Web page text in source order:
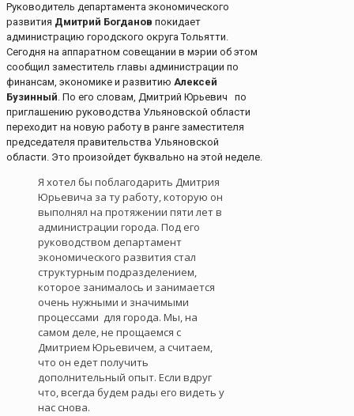
Руководитель департамента экономического
развития Дмитрий Богданов покидает
администрацию городского округа Тольятти.
Сегодня на аппаратном совещании в мэрии об этом
сообщил заместитель главы администрации по
финансам, экономике и развитию Алексей
Бузинный. По его словам, Дмитрий Юрьевич по
приглашению руководства Ульяновской области
переходит на новую работу в ранге заместителя
председателя правительства Ульяновской
области. Это произойдет буквально на этой неделе.
Я хотел бы поблагодарить Дмитрия
Юрьевича за ту работу, которую он
выполнял на протяжении пяти лет в
администрации города. Под его
руководством департамент
экономического развития стал
структурным подразделением,
которое занималось и занимается
очень нужными и значимыми
процессами для города. Мы, на
самом деле, не прощаемся с
Дмитрием Юрьевичем, а считаем,
что он едет получить
дополнительный опыт. Если вдруг
что, всегда будем рады его видеть у
нас снова.